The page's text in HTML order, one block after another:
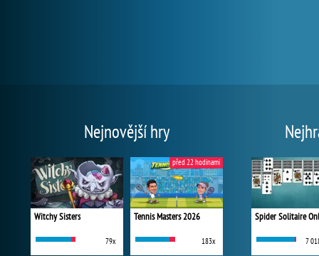
Nejnovější hry
Witchy Sisters
79x
Tennis Masters 2026
183x
před 22 hodinami
Spider Solitaire
7